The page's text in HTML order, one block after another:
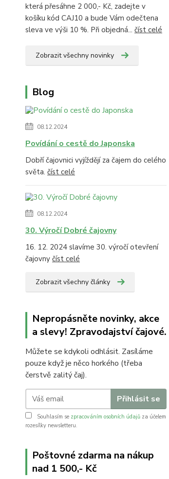
která přesáhne 2 000,- Kč, zadejte v
košíku kód CAJ10 a bude Vám odečtena
sleva ve výši 10 %. Při objedná... číst celé
Zobrazit všechny novinky
Blog
08.12.2024
Povídání o cestě do Japonska
Dobří čajovnici vyjíždějí za čajem do celého
světa. číst celé
08.12.2024
30. Výročí Dobré čajovny
16. 12. 2024 slavíme 30. výročí otevření
čajovny číst celé
Zobrazit všechny články
Nepropásněte novinky, akce
a slevy! Zpravodajství čajové.
Můžete se kdykoli odhlásit. Zasíláme
pouze když je něco horkého (třeba
čerstvě zalitý čaj).
Přihlásit se
Souhlasím se zpracováním osobních údajů za účelem
rozesílky newsletteru.
Poštovné zdarma na nákup
nad 1 500,- Kč